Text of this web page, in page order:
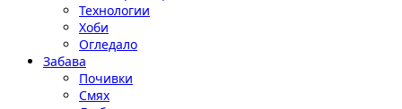
Технологии
Хоби
Огледало
Забава
Почивки
Смях